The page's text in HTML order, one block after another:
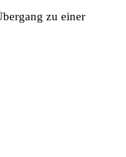
zu einer